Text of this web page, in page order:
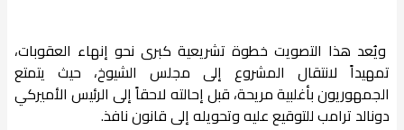
ويُعد هذا التصويت خطوة تشريعية كبرى نحو إنهاء العقوبات،
تمهيداً لانتقال المشروع إلى مجلس الشيوخ، حيث يتمتع
الجمهوريون بأغلبية مريحة، قبل إحالته لاحقاً إلى الرئيس الأميركي
دونالد ترامب للتوقيع عليه وتحويله إلى قانون نافذ.